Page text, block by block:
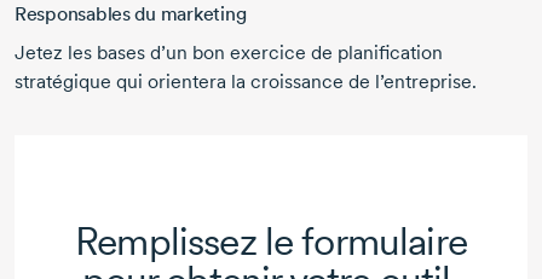
Responsables du marketing
Jetez les bases d’un bon exercice de planification
stratégique qui orientera la croissance de l’entreprise.
Remplissez le formulaire